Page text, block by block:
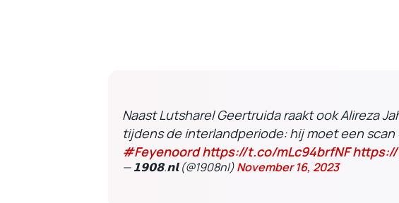
Naast Lutsharel Geertruida raakt ook Alireza
tijdens de interlandperiode: hij moet een scan
#Feyenoord https://t.co/mLc94brfNF
— 𝟭𝟵𝟬𝟴.𝗻𝗹 (@1908nl)November 16, 2023